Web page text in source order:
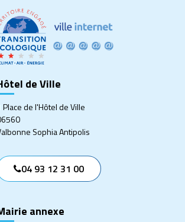
le
compte
Facebook
compte
Twitter
compte
Instagram
compte
Linkedin
de Ville
Place de l'Hôtel de Ville
Sophia Antipolis
04 93 12 31 00
annexe